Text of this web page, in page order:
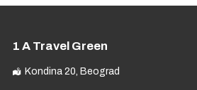
1 A Travel Green
Kondina 20, Beograd